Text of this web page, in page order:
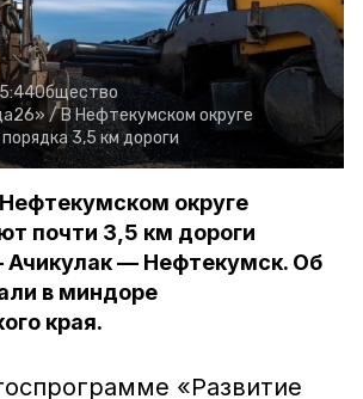
Общество
/В Нефтекумском округе
3,5 км дороги
округе
почти 3,5 км дороги
Ачикулак — Нефтекумск. Об
в миндоре
края.
«Развитие